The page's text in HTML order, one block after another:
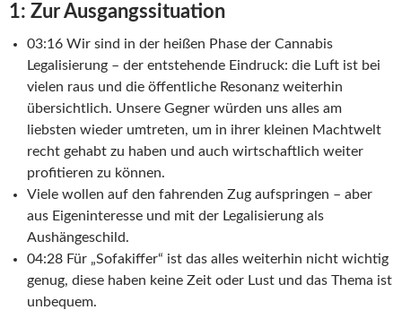
1: Zur Ausgangssituation
03:16 Wir sind in der heißen Phase der Cannabis
Legalisierung – der entstehende Eindruck: die Luft ist bei
vielen raus und die öffentliche Resonanz weiterhin
übersichtlich. Unsere Gegner würden uns alles am
liebsten wieder umtreten, um in ihrer kleinen Machtwelt
recht gehabt zu haben und auch wirtschaftlich weiter
profitieren zu können.
Viele wollen auf den fahrenden Zug aufspringen – aber
aus Eigeninteresse und mit der Legalisierung als
Aushängeschild.
04:28 Für „Sofakiffer“ ist das alles weiterhin nicht wichtig
genug, diese haben keine Zeit oder Lust und das Thema ist
unbequem.